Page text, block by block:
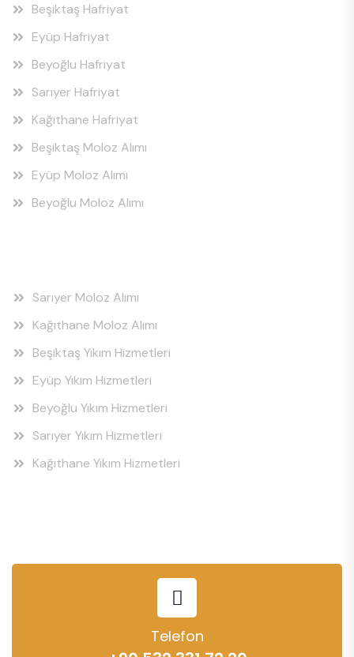
Beşiktaş Hafriyat
Eyüp Hafriyat
Beyoğlu Hafriyat
Sarıyer Hafriyat
Kağıthane Hafriyat
Beşiktaş Moloz Alımı
Eyüp Moloz Alımı
Beyoğlu Moloz Alımı
Sarıyer Moloz Alımı
Kağıthane Moloz Alımı
Beşiktaş Yıkım Hizmetleri
Eyüp Yıkım Hizmetleri
Beyoğlu Yıkım Hizmetleri
Sarıyer Yıkım Hizmetleri
Kağıthane Yıkım Hizmetleri
Telefon